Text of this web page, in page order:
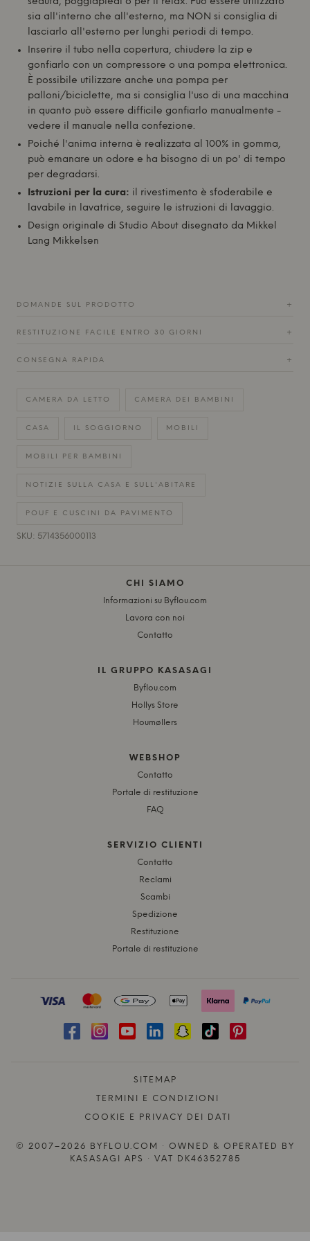
sia all'interno che all'esterno, ma NON si consiglia di
lasciarlo all'esterno per lunghi periodi di tempo.
Inserire il tubo nella copertura, chiudere la zip e
gonfiarlo con un compressore o una pompa elettronica.
È possibile utilizzare anche una pompa per
palloni/biciclette, ma si consiglia l'uso di una macchina
in quanto può essere difficile gonfiarlo manualmente -
vedere il manuale nella confezione.
Poiché l'anima interna è realizzata al 100% in gomma,
può emanare un odore e ha bisogno di un po' di tempo
per degradarsi.
Istruzioni per la cura: il rivestimento è sfoderabile e
lavabile in lavatrice, seguire le istruzioni di lavaggio.
Design originale di Studio About disegnato da Mikkel
Lang Mikkelsen
DOMANDE SUL PRODOTTO +
RESTITUZIONE FACILE ENTRO 30 GIORNI +
CONSEGNA RAPIDA +
CAMERA DA LETTO CAMERA DEI BAMBINI
CASA IL SOGGIORNO MOBILI
MOBILI PER BAMBINI
NOTIZIE SULLA CASA E SULL'ABITARE
POUF E CUSCINI DA PAVIMENTO
SKU: 5714356000113
CHI SIAMO
Informazioni su Byflou.com
Lavora con noi
Contatto
IL GRUPPO KASASAGI
Byflou.com
Hollys Store
Houmøllers
WEBSHOP
Contatto
Portale di restituzione
FAQ
SERVIZIO CLIENTI
Contatto
Reclami
Scambi
Spedizione
Restituzione
Portale di restituzione
SITEMAP
TERMINI E CONDIZIONI
COOKIE E PRIVACY DEI DATI
© 2007–2026 BYFLOU.COM · OWNED & OPERATED BY
KASASAGI APS · VAT DK46352785